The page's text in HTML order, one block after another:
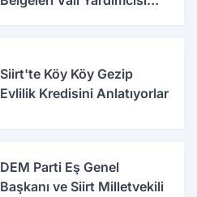
Siirt'te Köy Köy Gezip
Evlilik Kredisini Anlatıyorlar
DEM Parti Eş Genel
Başkanı ve Siirt Milletvekili